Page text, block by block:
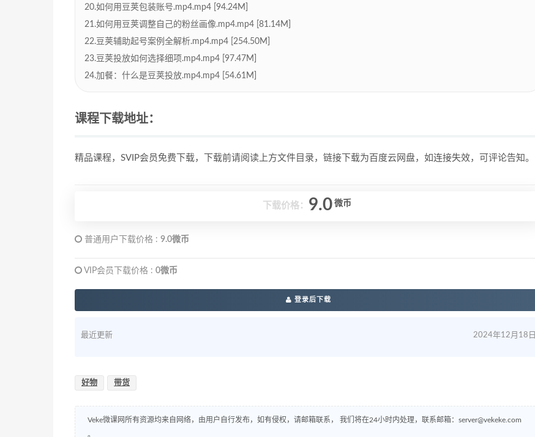
20.如何用豆荚包装账号.mp4.mp4 [94.24M]
21.如何用豆荚调整自己的粉丝画像.mp4.mp4 [81.14M]
22.豆荚辅助起号案例全解析.mp4.mp4 [254.50M]
23.豆荚投放如何选择细项.mp4.mp4 [97.47M]
24.加餐：什么是豆荚投放.mp4.mp4 [54.61M]
课程下载地址：
精品课程，SVIP会员免费下载，下载前请阅读上方文件目录，链接下载为百度云网盘，如连接失效，可评论告知。
下载价格： 9.0 微币
普通用户下载价格 : 9.0微币
VIP会员下载价格 : 0微币
登录后下载
最近更新 2024年12月18日
好物 带货
Veke微课网所有资源均来自网络，由用户自行发布，如有侵权，请邮箱联系， 我们将在24小时内处理，联系邮箱： server@vekeke.com
。